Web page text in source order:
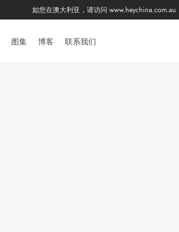
如您在澳大利亚，请访问 www.heychina.com.au
图集 博客 联系我们